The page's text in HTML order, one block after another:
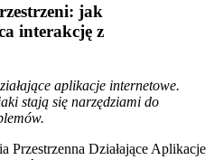
jak
interakcję z
aplikacje internetowe.
stają się narzędziami do
Przestrzenna Działające Aplikacje